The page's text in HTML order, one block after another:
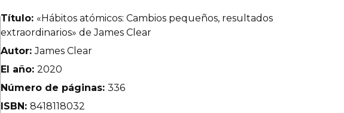
Título: «Hábitos atómicos: Cambios pequeños, resultados
extraordinarios» de James Clear
Autor:James Clear
El año: 2020
Número de páginas: 336
ISBN: 8418118032